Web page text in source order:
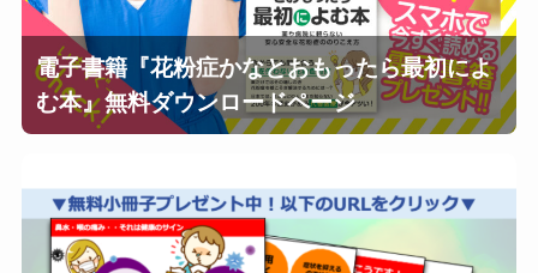
電子書籍『花粉症かなとおもったら最初によ
む本』無料ダウンロードページ